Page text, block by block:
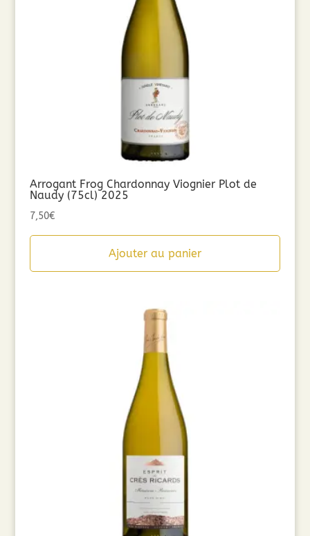
Arrogant Frog Chardonnay Viognier Plot de
Naudy (75cl) 2025
7,50€
Ajouter au panier